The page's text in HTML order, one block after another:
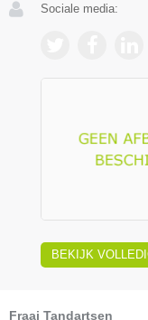
Sociale media:
BEKIJK
Fraai Tandartsen